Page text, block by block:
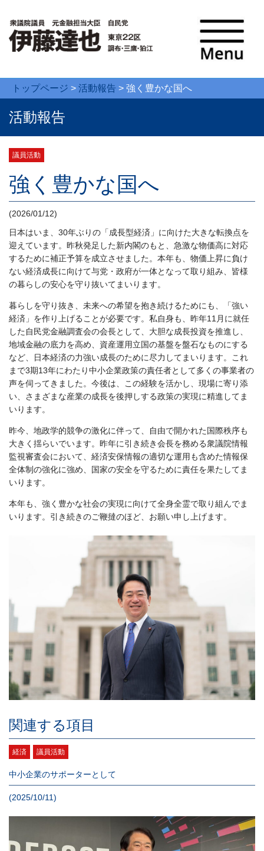
トップページ > 活動報告 > 強く豊かな国へ
活動報告
議員活動
強く豊かな国へ
(2026/01/12)
日本はいま、30年ぶりの「成長型経済」に向けた大きな転換点を
迎えています。昨秋発足した新内閣のもと、急激な物価高に対応
するために補正予算を成立させました。本年も、物価上昇に負け
ない経済成長に向けて与党・政府が一体となって取り組み、皆様
の暮らしの安心を守り抜いてまいります。
暮らしを守り抜き、未来への希望を抱き続けるためにも、「強い
経済」を作り上げることが必要です。私自身も、昨年11月に就任
した自民党金融調査会の会長として、大胆な成長投資を推進し、
地域金融の底力を高め、資産運用立国の基盤を盤石なものにする
など、日本経済の力強い成長のために尽力してまいります。これ
まで3期13年にわたり中小企業政策の責任者として多くの事業者の
声を伺ってきました。今後は、この経験を活かし、現場に寄り添
い、さまざまな産業の成長を後押しする政策の実現に精進してま
いります。
昨今、地政学的競争の激化に伴って、自由で開かれた国際秩序も
大きく揺らいでいます。昨年に引き続き会長を務める衆議院情報
監視審査会において、経済安保情報の適切な運用も含めた情報保
全体制の強化に強め、国家の安全を守るために責任を果たしてま
いります。
本年も、強く豊かな社会の実現に向けて全身全霊で取り組んでま
いります。引き続きのご鞭撻のほど、お願い申し上げます。
関連する項目
経済 議員活動
中小企業のサポーターとして
(2025/10/11)